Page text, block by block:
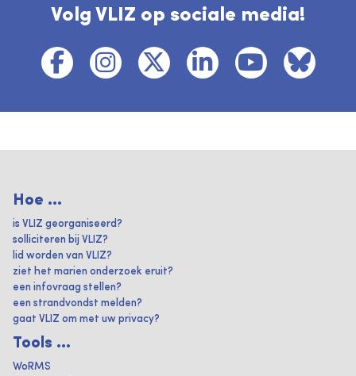
Volg VLIZ op sociale media!
Hoe ...
is VLIZ georganiseerd?
solliciteren bij VLIZ?
lid worden van VLIZ?
ziet het marien onderzoek eruit?
een infovraag stellen?
een strandvondst melden?
gaat VLIZ om met uw privacy?
Tools ...
WoRMS